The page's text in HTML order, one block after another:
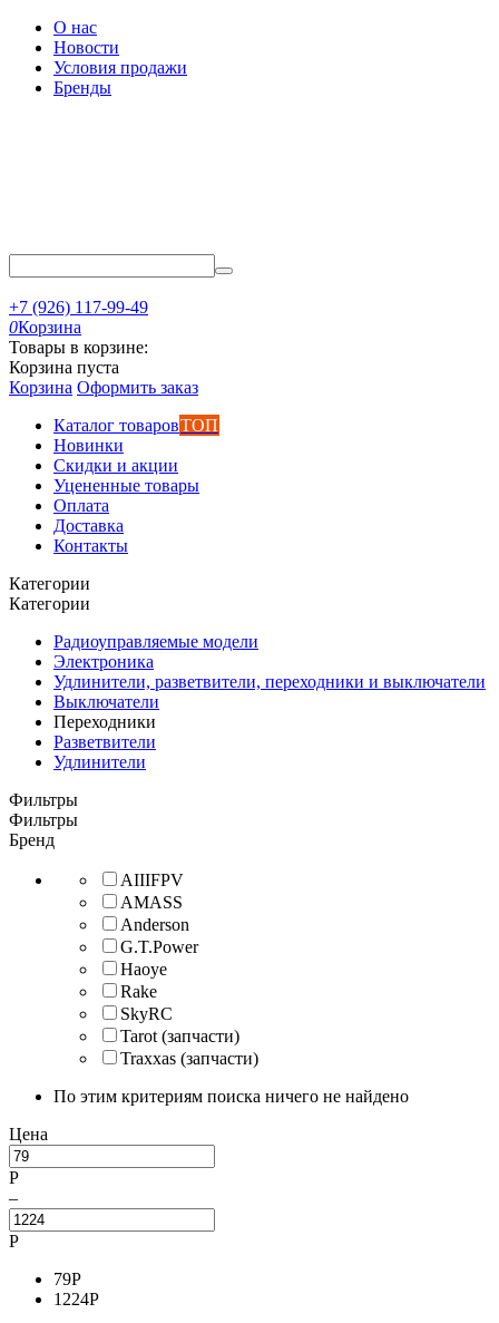
О нас
Новости
Условия продажи
Бренды
+7 (926) 117-99-49
0Корзина
Товары в корзине:
Корзина пуста
Корзина Оформить заказ
Каталог товаровТОП
Новинки
Скидки и акции
Уцененные товары
Оплата
Доставка
Контакты
Категории
Категории
Радиоуправляемые модели
Электроника
Удлинители, разветвители, переходники и выключатели
Выключатели
Переходники
Разветвители
Удлинители
Фильтры
Фильтры
Бренд
AIIIFPV
AMASS
Anderson
G.T.Power
Haoye
Rake
SkyRC
Tarot (запчасти)
Traxxas (запчасти)
По этим критериям поиска ничего не найдено
Цена
Р
–
Р
79Р
1224Р